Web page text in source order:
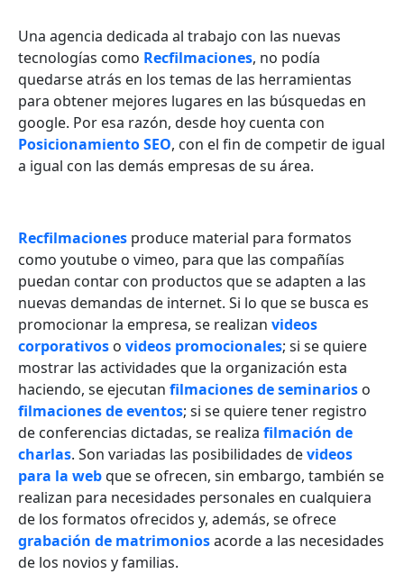
Una agencia dedicada al trabajo con las nuevas
tecnologías como Recfilmaciones, no podía
quedarse atrás en los temas de las herramientas
para obtener mejores lugares en las búsquedas en
google. Por esa razón, desde hoy cuenta con
Posicionamiento SEO, con el fin de competir de igual
a igual con las demás empresas de su área.
Recfilmaciones produce material para formatos
como youtube o vimeo, para que las compañías
puedan contar con productos que se adapten a las
nuevas demandas de internet. Si lo que se busca es
promocionar la empresa, se realizan videos
corporativos o videos promocionales; si se quiere
mostrar las actividades que la organización esta
haciendo, se ejecutan filmaciones de seminarios o
filmaciones de eventos; si se quiere tener registro
de conferencias dictadas, se realiza filmación de
charlas. Son variadas las posibilidades devideos
para la webque se ofrecen, sin embargo, también se
realizan para necesidades personales en cualquiera
de los formatos ofrecidos y, además, se ofrece
grabación de matrimoniosacorde a las necesidades
de los novios y familias.